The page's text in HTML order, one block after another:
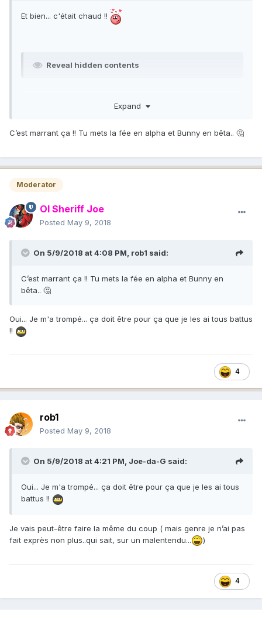
Et bien... c'était chaud !!
Reveal hidden contents
Expand
C’est marrant ça !! Tu mets la fée en alpha et Bunny en bêta.. 🤔
Moderator
Ol Sheriff Joe
Posted May 9, 2018
On 5/9/2018 at 4:08 PM, rob1 said:
C’est marrant ça !! Tu mets la fée en alpha et Bunny en
bêta.. 🤔
Oui... Je m'a trompé... ça doit être pour ça que je les ai tous battus
!!
4
rob1
Posted May 9, 2018
On 5/9/2018 at 4:21 PM, Joe-da-G said:
Oui... Je m'a trompé... ça doit être pour ça que je les ai tous
battus !!
Je vais peut-être faire la même du coup ( mais genre je n’ai pas
fait exprès non plus..qui sait, sur un malentendu...
)
4